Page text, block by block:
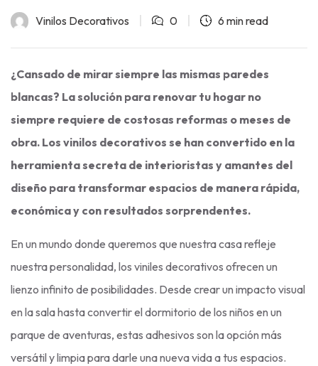
Vinilos Decorativos 0 6 min read
¿Cansado de mirar siempre las mismas paredes
blancas? La solución para renovar tu hogar no
siempre requiere de costosas reformas o meses de
obra. Los vinilos decorativos se han convertido en la
herramienta secreta de interioristas y amantes del
diseño para transformar espacios de manera rápida,
económica y con resultados sorprendentes.
En un mundo donde queremos que nuestra casa refleje
nuestra personalidad, los viniles decorativos ofrecen un
lienzo infinito de posibilidades. Desde crear un impacto visual
en la sala hasta convertir el dormitorio de los niños en un
parque de aventuras, estas adhesivos son la opción más
versátil y limpia para darle una nueva vida a tus espacios.